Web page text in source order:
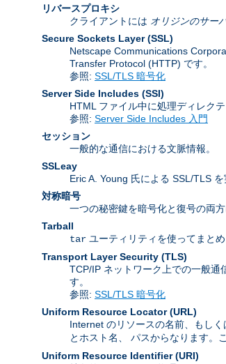
リバースプロキシ
クライアントには オリジンのサー
Secure Sockets Layer (SSL)
Netscape Communications
Transfer Protocol (HTTP) です。
参照: SSL/TLS 暗号化
Server Side Includes (SSI)
HTML ファイル中に処理ディレク
参照: Server Side Includes 入門
セッション
一般的な通信における文脈情報。
SSLeay
Eric A. Young 氏による SSL/TLS
対称暗号
一つの秘密鍵を暗号化と復号の両方
Tarball
tar ユーティリティを使ってまと
Transport Layer Security (TLS)
TCP/IP ネットワーク上での一般
す。
参照: SSL/TLS 暗号化
Uniform Resource Locator (URL)
Internet のリソースの名前、もし
とホスト名、 パスからなります。
Uniform Resource Identifier (URI)